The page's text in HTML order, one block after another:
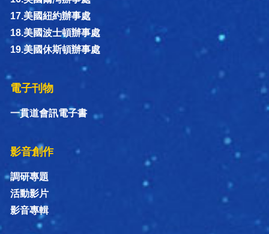
17.美國紐約辦事處
18.美國波士頓辦事處
19.美國休斯頓辦事處
電子刊物
一貫道會訊電子書
影音創作
調研專題
活動影片
影音專輯